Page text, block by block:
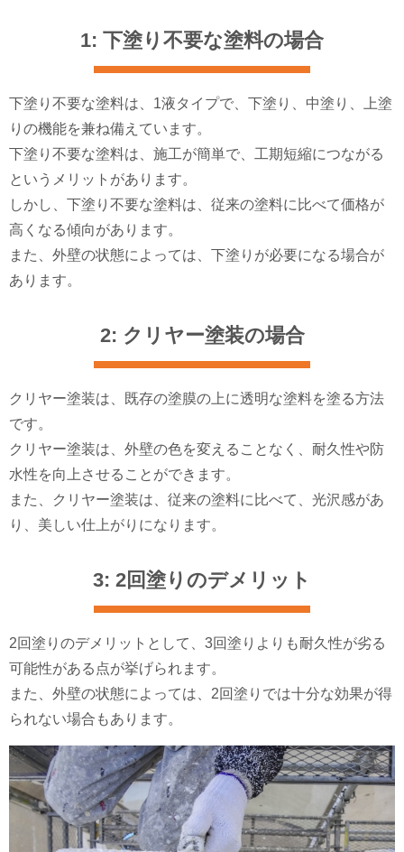
1: 下塗り不要な塗料の場合
下塗り不要な塗料は、1液タイプで、下塗り、中塗り、上塗
りの機能を兼ね備えています。
下塗り不要な塗料は、施工が簡単で、工期短縮につながる
というメリットがあります。
しかし、下塗り不要な塗料は、従来の塗料に比べて価格が
高くなる傾向があります。
また、外壁の状態によっては、下塗りが必要になる場合が
あります。
2: クリヤー塗装の場合
クリヤー塗装は、既存の塗膜の上に透明な塗料を塗る方法
です。
クリヤー塗装は、外壁の色を変えることなく、耐久性や防
水性を向上させることができます。
また、クリヤー塗装は、従来の塗料に比べて、光沢感があ
り、美しい仕上がりになります。
3: 2回塗りのデメリット
2回塗りのデメリットとして、3回塗りよりも耐久性が劣る
可能性がある点が挙げられます。
また、外壁の状態によっては、2回塗りでは十分な効果が得
られない場合もあります。